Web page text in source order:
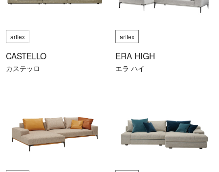
arflex
CASTELLO
カステッロ
arflex
ERA HIGH
エラ ハイ